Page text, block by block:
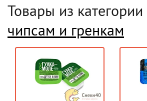
Товары из категории
чипсам и гренкам